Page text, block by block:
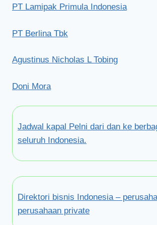
PT Lamipak Primula Indonesia
PT Berlina Tbk
Agustinus Nicholas L Tobing
Doni Mora
Jadwal kapal Pelni dari dan ke
seluruh Indonesia.
Direktori bisnis Indonesia –
perusahaan private